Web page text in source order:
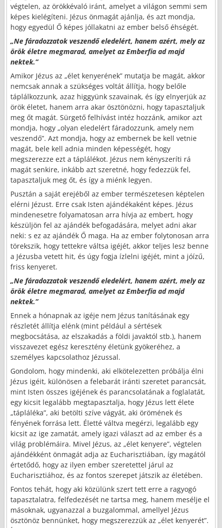
végtelen, az örökkévaló iránt, amelyet a világon semmi sem
képes kielégíteni. Jézus önmagát ajánlja, és azt mondja,
hogy egyedül Ő képes jóllakatni az ember belső éhségét.
„Ne fáradozzatok veszendő eledelért, hanem azért, mely az
örök életre megmarad, amelyet az Emberfia ad majd
nektek.”
Amikor Jézus az „élet kenyerének” mutatja be magát, akkor
nemcsak annak a szükséges voltát állítja, hogy belőle
táplálkozzunk, azaz higgyünk szavainak, és így elnyerjük az
örök életet, hanem arra akar ösztönözni, hogy tapasztaljuk
meg őt magát. Sürgető felhívást intéz hozzánk, amikor azt
mondja, hogy „olyan eledelért fáradozzunk, amely nem
veszendő”. Azt mondja, hogy az embernek be kell vetnie
magát, bele kell adnia minden képességét, hogy
megszerezze ezt a táplálékot. Jézus nem kényszeríti rá
magát senkire, inkább azt szeretné, hogy fedezzük fel,
tapasztaljuk meg őt, és így a miénk legyen.
Pusztán a saját erejéből az ember természetesen képtelen
elérni Jézust. Erre csak Isten ajándékaként képes. Jézus
mindenesetre folyamatosan arra hívja az embert, hogy
készüljön fel az ajándék befogadására, melyet adni akar
neki: s ez az ajándék Ő maga. Ha az ember folytonosan arra
törekszik, hogy tettekre váltsa igéjét, akkor teljes lesz benne
a Jézusba vetett hit, és úgy fogja ízlelni igéjét, mint a jóízű,
friss kenyeret.
„Ne fáradozzatok veszendő eledelért, hanem azért, mely az
örök életre megmarad, amelyet az Emberfia ad majd
nektek.”
Ennek a hónapnak az igéje nem Jézus tanításának egy
részletét állítja elénk (mint például a sértések
megbocsátása, az elszakadás a földi javaktól stb.), hanem
visszavezet egész keresztény életünk gyökeréhez, a
személyes kapcsolathoz Jézussal.
Gondolom, hogy mindenki, aki elkötelezetten próbálja élni
Jézus igéit, különösen a felebarát iránti szeretet parancsát,
mint Isten összes igéjének és parancsolatának a foglalatát,
egy kicsit legalább megtapasztalja, hogy Jézus lett élete
„tápláléka”, aki betölti szíve vágyát, aki örömének és
fényének forrása lett. Életté váltva megérzi, legalább egy
kicsit az ige zamatát, amely igazi választ ad az ember és a
világ problémáira. Mivel Jézus, az „élet kenyere”, végtelen
ajándékként önmagát adja az Eucharisztiában, így magától
értetődő, hogy az ilyen ember szeretettel járul az
Eucharisztiához, és az fontos szerepet játszik az életében.
Fontos tehát, hogy aki közülünk szert tett erre a ragyogó
tapasztalatra, felfedezését ne tartsa meg, hanem mesélje el
másoknak, ugyanazzal a buzgalommal, amellyel Jézus
ösztönöz bennünket, hogy megszerezzük az „élet kenyerét”.